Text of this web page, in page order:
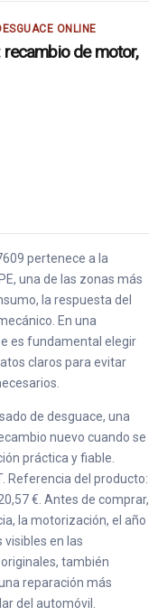
ONLINE
recambio de motor,
pertenece a la
una de las zonas más
la respuesta del
En una
es fundamental elegir
claros para evitar
de desguace, una
nuevo cuando se
práctica y fiable.
Referencia del producto:
€. Antes de comprar,
la motorización, el año
visibles en las
también
reparación más
del automóvil.